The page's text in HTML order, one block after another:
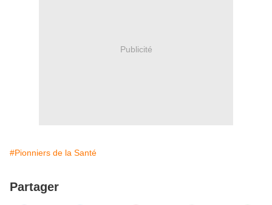
Publicité
#Pionniers de la Santé
Partager